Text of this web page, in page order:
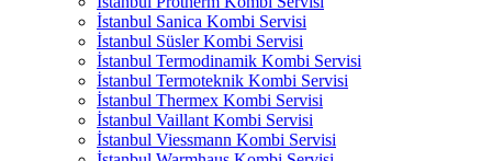
İstanbul Sanica Kombi Servisi
İstanbul Süsler Kombi Servisi
İstanbul Termodinamik Kombi Servisi
İstanbul Termoteknik Kombi Servisi
İstanbul Thermex Kombi Servisi
İstanbul Vaillant Kombi Servisi
İstanbul Viessmann Kombi Servisi